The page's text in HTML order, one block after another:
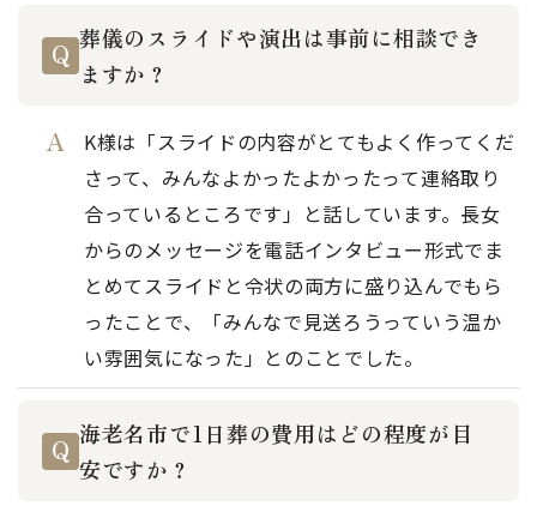
葬儀のスライドや演出は事前に相談でき
ますか？
K様は「スライドの内容がとてもよく作ってくだ
さって、みんなよかったよかったって連絡取り
合っているところです」と話しています。長女
からのメッセージを電話インタビュー形式でま
とめてスライドと令状の両方に盛り込んでもら
ったことで、「みんなで見送ろうっていう温か
い雰囲気になった」とのことでした。
海老名市で1日葬の費用はどの程度が目
安ですか？